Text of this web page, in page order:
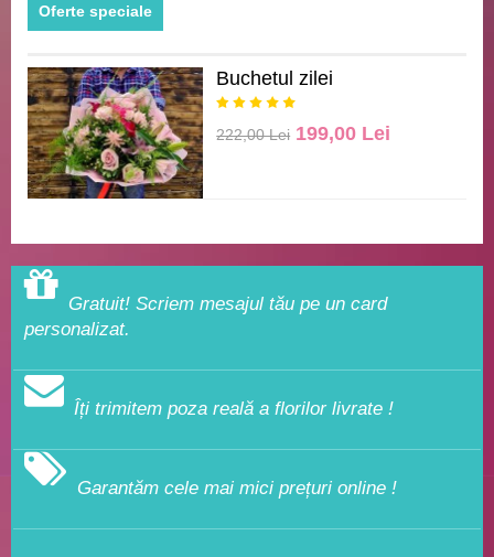
Oferte speciale
Buchetul zilei
222,00 Lei 199,00 Lei
Gratuit! Scriem mesajul tău pe un card
personalizat.
Îți trimitem poza reală a florilor livrate !
Garantăm cele mai mici prețuri online !